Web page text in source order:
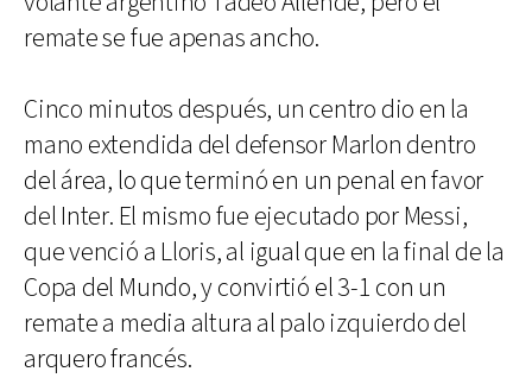
remate se fue apenas ancho.
Cinco minutos después, un centro dio en la
mano extendida del defensor Marlon dentro
del área, lo que terminó en un penal en favor
del Inter. El mismo fue ejecutado por Messi,
que venció a Lloris, al igual que en la final de la
Copa del Mundo, y convirtió el 3-1 con un
remate a media altura al palo izquierdo del
arquero francés.